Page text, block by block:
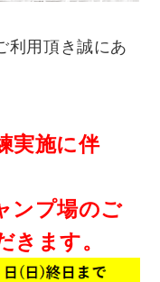
利用頂き誠にあ
実施に伴
ンプ場のご
きます。